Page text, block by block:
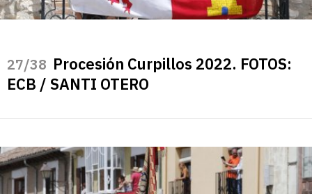
/38 Procesión Curpillos 2022. FOTOS:
ECB / SANTI OTERO